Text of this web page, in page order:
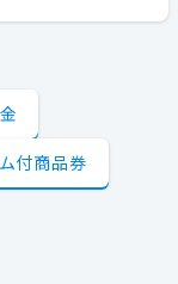
付商品券